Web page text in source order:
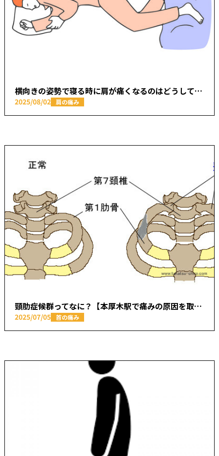
横向きの姿勢で寝る時に肩が痛くなるのはどうして？【本厚木駅で痛みの原因を取り除く あかつき整骨院】
2025/08/02 肩の痛み
頸肋症候群ってなに？【本厚木駅で痛みの原因を取り除く あかつき整骨院】
2025/07/05 首の痛み